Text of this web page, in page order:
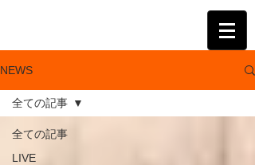
NEWS
全ての記事
LIVE
全ての記事